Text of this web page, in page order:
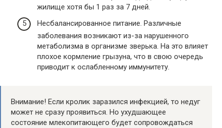
жилище хотя бы 1 раз за 7 дней.
Несбалансированное питание. Различные
заболевания возникают из-за нарушенного
метаболизма в организме зверька. На это влияет
плохое кормление грызуна, что в свою очередь
приводит к ослабленному иммунитету.
Внимание! Если кролик заразился инфекцией, то недуг
может не сразу проявиться. Но ухудшающее
состояние млекопитающего будет сопровождаться